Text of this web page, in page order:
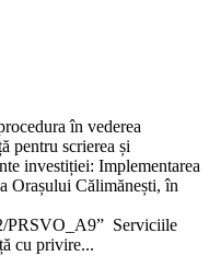
în vederea
pentru scrierea și
investiției: Implementarea
Orașului Călimănești, în
PRSVO_A9” Serviciile
cu privire...